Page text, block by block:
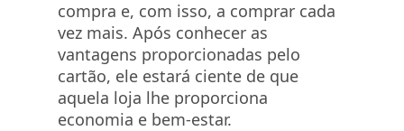
compra e, com isso, a comprar cada
vez mais. Após conhecer as
vantagens proporcionadas pelo
cartão, ele estará ciente de que
aquela loja lhe proporciona
economia e bem-estar.